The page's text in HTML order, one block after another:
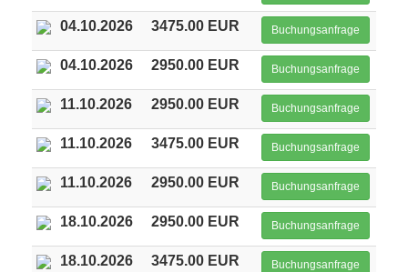
04.10.2026 3475.00 EUR Buchungsanfrage
04.10.2026 2950.00 EUR Buchungsanfrage
11.10.2026 2950.00 EUR Buchungsanfrage
11.10.2026 3475.00 EUR Buchungsanfrage
11.10.2026 2950.00 EUR Buchungsanfrage
18.10.2026 2950.00 EUR Buchungsanfrage
18.10.2026 3475.00 EUR Buchungsanfrage